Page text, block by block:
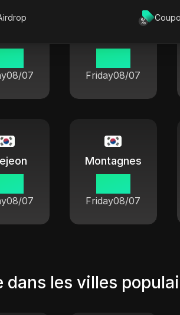
08/07 Friday08/07
08/07
Montagnes
Friday08/07
dans les villes